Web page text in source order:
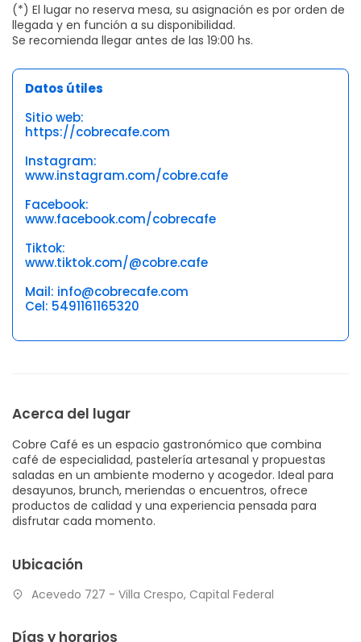
(*) El lugar no reserva mesa, su asignación es por orden de
llegada y en función a su disponibilidad.
Se recomienda llegar antes de las 19:00 hs.
Datos útiles
Sitio web:
https://cobrecafe.com
Instagram:
www.instagram.com/cobre.cafe
Facebook:
www.facebook.com/cobrecafe
Tiktok:
www.tiktok.com/@cobre.cafe
Mail: info@cobrecafe.com
Cel: 5491161165320
Acerca del lugar
Cobre Café es un espacio gastronómico que combina
café de especialidad, pastelería artesanal y propuestas
saladas en un ambiente moderno y acogedor. Ideal para
desayunos, brunch, meriendas o encuentros, ofrece
productos de calidad y una experiencia pensada para
disfrutar cada momento.
Ubicación
Acevedo 727 - Villa Crespo, Capital Federal
Días y horarios